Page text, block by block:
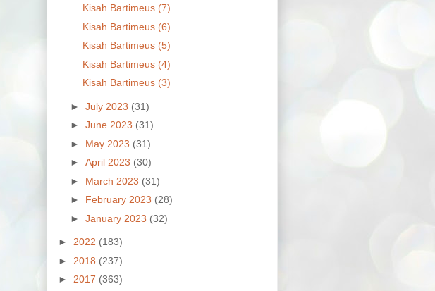
Kisah Bartimeus (7)
Kisah Bartimeus (6)
Kisah Bartimeus (5)
Kisah Bartimeus (4)
Kisah Bartimeus (3)
► July 2023 (31)
► June 2023 (31)
► May 2023 (31)
► April 2023 (30)
► March 2023 (31)
► February 2023 (28)
► January 2023 (32)
► 2022 (183)
► 2018 (237)
► 2017 (363)